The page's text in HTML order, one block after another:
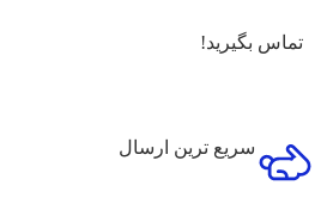
تماس بگیرید!
سریع ترین ارسال